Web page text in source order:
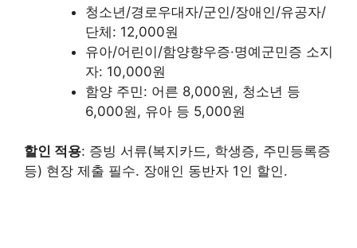
청소년/경로우대자/군인/장애인/유공자/
단체: 12,000원
유아/어린이/함양향우증·명예군민증 소지
자: 10,000원
함양 주민: 어른 8,000원, 청소년 등
6,000원, 유아 등 5,000원
할인 적용: 증빙 서류(복지카드, 학생증, 주민등록증
등) 현장 제출 필수. 장애인 동반자 1인 할인.